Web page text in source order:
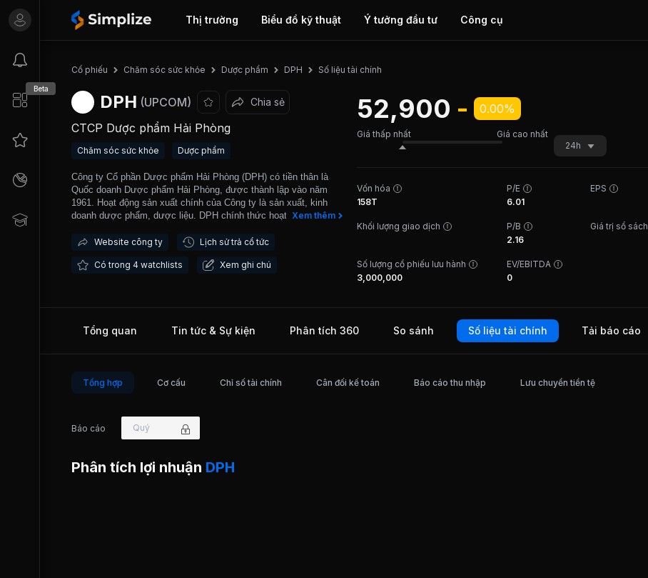
Thị trường Biểu đồ kỹ thuật Ý tưởng đầu tư Công cụ
Beta
Cổ phiếu Chăm sóc sức khỏe Dược phẩm DPH Số liệu tài chính
DPH (UPCOM) Chia sẻ
CTCP Dược phẩm Hải Phòng
Chăm sóc sức khỏe Dược phẩm
Công ty Cổ phần Dược phẩm Hải Phòng (DPH) có tiền thân là
Quốc doanh Dược phẩm Hải Phòng, được thành lập vào năm
1961. Hoạt động sản xuất chính của Công ty là sản xuất, kinh
doanh dược phẩm, dược liệu. DPH chính thức hoạt động theo
Nhà máy đạt chuẩn GMP-WHO, bao gồm 3 dây chuyền thuốc nhỏ
kiểm nghiệm đạt tiêu chuẩn GLP và hệ thống kho gần cùng hệ
Xem thêm
Website công ty Lịch sử trả cổ tức
Có trong 4 watchlists Xem ghi chú
52,900 - 0.00%
Giá thấp nhất
Giá cao nhất
24h
Vốn hóa
158T
P/E
6.01
EPS
Khối lượng giao dịch
P/B
2.16
Giá trị sổ sách
Số lượng cổ phiếu lưu hành
3,000,000
EV/EBITDA
0
Tổng quan Tin tức & Sự kiện Phân tích 360 So sánh Số liệu tài chính Tải báo cáo
Tổng hợp Cơ cấu Chỉ số tài chính Cân đối kế toán Báo cáo thu nhập Lưu chuyển tiền tệ
Báo cáo Quý
Phân tích lợi nhuận DPH